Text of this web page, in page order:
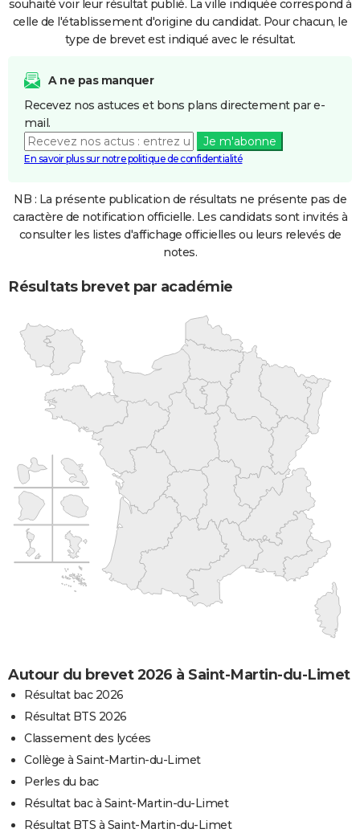
souhaité voir leur résultat publié. La ville indiquée correspond à
celle de l'établissement d'origine du candidat. Pour chacun, le
type de brevet est indiqué avec le résultat.
A ne pas manquer
Recevez nos astuces et bons plans directement par e-
mail.
Je m'abonne
En savoir plus sur notre politique de confidentialité
NB : La présente publication de résultats ne présente pas de
caractère de notification officielle. Les candidats sont invités à
consulter les listes d'affichage officielles ou leurs relevés de
notes.
Résultats brevet par académie
Autour du brevet 2026 à Saint-Martin-du-Limet
Résultat bac 2026
Résultat BTS 2026
Classement des lycées
Collège à Saint-Martin-du-Limet
Perles du bac
Résultat bac à Saint-Martin-du-Limet
Résultat BTS à Saint-Martin-du-Limet